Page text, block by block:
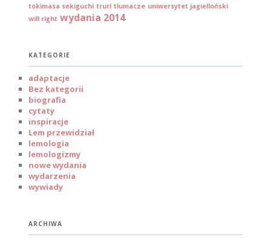
tokimasa sekiguchi trurl tłumacze uniwersytet jagielloński
will right wydania 2014
KATEGORIE
adaptacje
Bez kategorii
biografia
cytaty
inspiracje
Lem przewidział
lemologia
lemologizmy
nowe wydania
wydarzenia
wywiady
ARCHIWA